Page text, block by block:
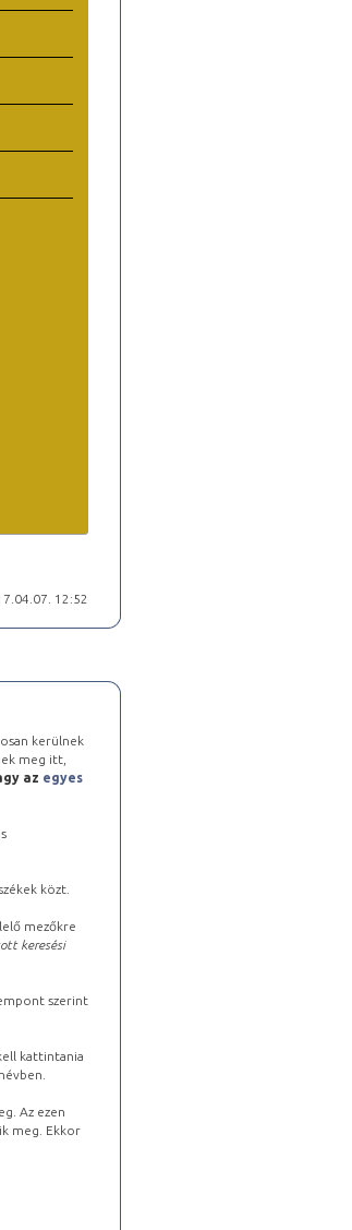
12:52
kerülnek
meg itt,
az egyes
közt.
mezőkre
keresési
szerint
kattintania
Az ezen
meg. Ekkor